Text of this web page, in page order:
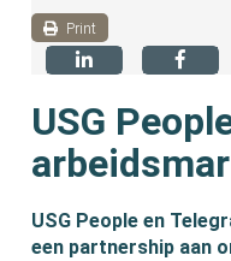
Print
USG
USG People en
een partnership aan